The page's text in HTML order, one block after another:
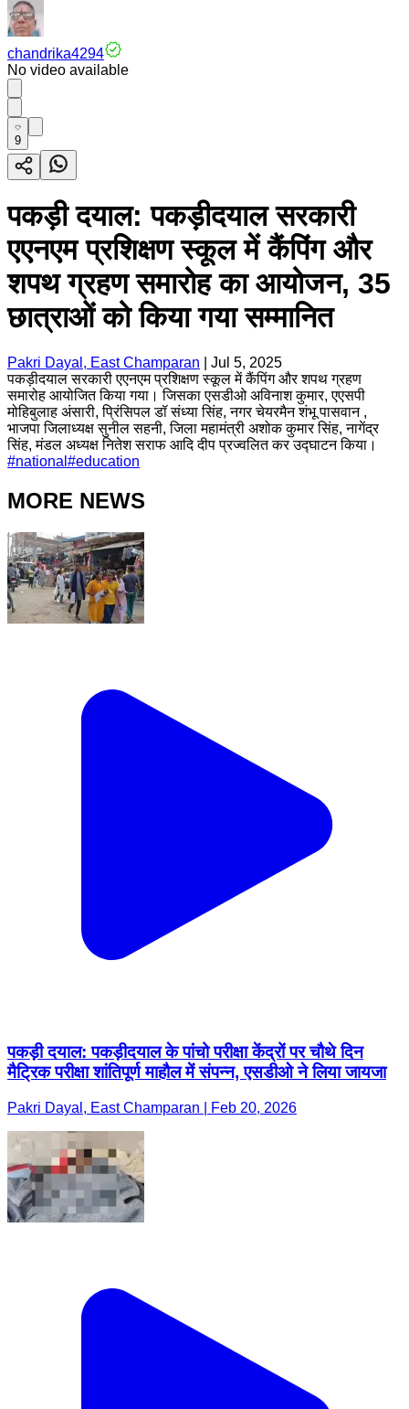
chandrika4294
No video available
9
पकड़ी दयाल: पकड़ीदयाल सरकारी
एएनएम प्रशिक्षण स्कूल में कैंपिंग और
शपथ ग्रहण समारोह का आयोजन, 35
छात्राओं को किया गया सम्मानित
Pakri Dayal, East Champaran
Jul 5, 2025
पकड़ीदयाल सरकारी एएनएम प्रशिक्षण स्कूल में कैंपिंग और शपथ ग्रहण
समारोह आयोजित किया गया। जिसका एसडीओ अविनाश कुमार, एएसपी
मोहिबुलाह अंसारी, प्रिंसिपल डॉ संध्या सिंह, नगर चेयरमैन शंभू पासवान ,
भाजपा जिलाध्यक्ष सुनील सहनी, जिला महामंत्री अशोक कुमार सिंह, नागेंद्र
सिंह, मंडल अध्यक्ष नितेश सराफ आदि दीप प्रज्वलित कर उद्घाटन किया।
#national #education
MORE NEWS
पकड़ी दयाल: पकड़ीदयाल के पांचो परीक्षा केंद्रों पर चौथे दिन
मैट्रिक परीक्षा शांतिपूर्ण माहौल में संपन्न, एसडीओ ने लिया जायजा
Pakri Dayal, East Champaran | Feb 20, 2026